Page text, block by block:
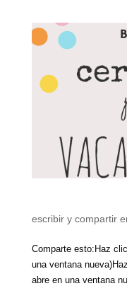
escribir y compartir
Comparte esto:Haz
una ventana
abre en una ventana